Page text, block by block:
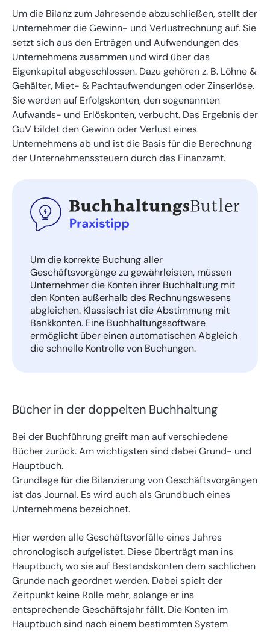
Um die Bilanz zum Jahresende abzuschließen, stellt der
Unternehmer die Gewinn- und Verlustrechnung auf. Sie
setzt sich aus den Erträgen und Aufwendungen des
Unternehmens zusammen und wird über das
Eigenkapital abgeschlossen. Dazu gehören z. B. Löhne &
Gehälter, Miet- & Pachtaufwendungen oder Zinserlöse.
Sie werden auf Erfolgskonten, den sogenannten
Aufwands- und Erlöskonten, verbucht. Das Ergebnis der
GuV bildet den Gewinn oder Verlust eines
Unternehmens ab und ist die Basis für die Berechnung
der Unternehmenssteuern durch das Finanzamt.
Um die korrekte Buchung aller
Geschäftsvorgänge zu gewährleisten, müssen
Unternehmer die Konten ihrer Buchhaltung mit
den Konten außerhalb des Rechnungswesens
abgleichen. Klassisch ist die Abstimmung mit
Bankkonten. Eine Buchhaltungssoftware
ermöglicht über einen automatischen Abgleich
die schnelle Kontrolle von Buchungen.
Bücher in der doppelten Buchhaltung
Bei der Buchführung greift man auf verschiedene
Bücher zurück. Am wichtigsten sind dabei Grund- und
Hauptbuch.
Grundlage für die Bilanzierung von Geschäftsvorgängen
ist das Journal. Es wird auch als Grundbuch eines
Unternehmens bezeichnet.
Hier werden alle Geschäftsvorfälle eines Jahres
chronologisch aufgelistet. Diese überträgt man ins
Hauptbuch, wo sie auf Bestandskonten dem sachlichen
Grunde nach geordnet werden. Dabei spielt der
Zeitpunkt keine Rolle mehr, solange er ins
entsprechende Geschäftsjahr fällt. Die Konten im
Hauptbuch sind nach einem bestimmten System